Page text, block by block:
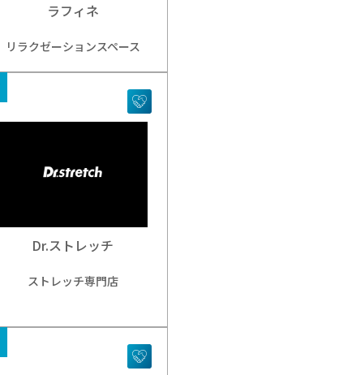
ラフィネ
リラクゼーションスペース
Dr.ストレッチ
ストレッチ専門店